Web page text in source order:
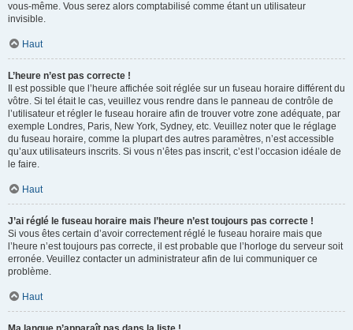
vous-même. Vous serez alors comptabilisé comme étant un utilisateur
invisible.
Haut
L’heure n’est pas correcte !
Il est possible que l’heure affichée soit réglée sur un fuseau horaire différent du
vôtre. Si tel était le cas, veuillez vous rendre dans le panneau de contrôle de
l’utilisateur et régler le fuseau horaire afin de trouver votre zone adéquate, par
exemple Londres, Paris, New York, Sydney, etc. Veuillez noter que le réglage
du fuseau horaire, comme la plupart des autres paramètres, n’est accessible
qu’aux utilisateurs inscrits. Si vous n’êtes pas inscrit, c’est l’occasion idéale de
le faire.
Haut
J’ai réglé le fuseau horaire mais l’heure n’est toujours pas correcte !
Si vous êtes certain d’avoir correctement réglé le fuseau horaire mais que
l’heure n’est toujours pas correcte, il est probable que l’horloge du serveur soit
erronée. Veuillez contacter un administrateur afin de lui communiquer ce
problème.
Haut